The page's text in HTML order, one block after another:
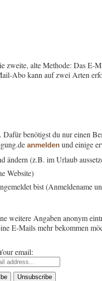
zweite, alte Methode: Das E-
Abo kann auf zwei Arten
. Dafür benötigst du nur einen
anmelden und einige
ändern (z.B. im Urlaub
Website)
bist (Anmeldename
weitere Angaben anonym
E-Mails mehr bekommen
email: